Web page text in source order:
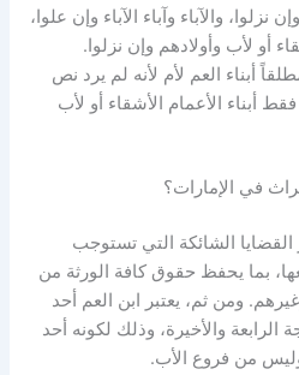
وإن نزلوا، والآباء وآباء الآباء وإن علوا،
أو لأب وأولادهم وإن نزلوا.
أبناء العم لأم لأنه لم يرد نص
أبناء الأعمام الأشقاء أو لأب
في الإمارات؟
الشائكة التي تستوجب
بما يحفظ حقوق كافة الورثة من
ومن ثم، يعتبر ابن العم أحد
والأخيرة، وذلك لكونه أحد
من فروع الأب.